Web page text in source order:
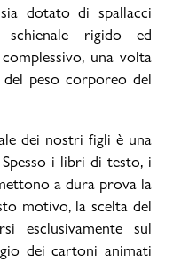
dotato di spallacci
rigido ed
una volta
peso corporeo del
dei nostri figli è una
i libri di testo, i
a dura prova la
motivo, la scelta del
esclusivamente sul
dei cartoni animati